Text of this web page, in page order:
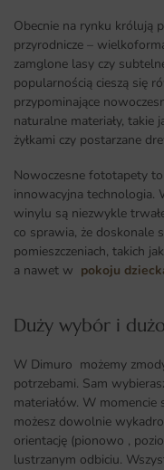
Obecnie na rynku królują
przyrodnicze –
zamglone lasy czy
popularnością cieszą się
przypominające
naturalne materiały, takie
żyłkami czy postarzane
Nowoczesne fototapety
innowacyjna technologia.
winylu są niezwykle
co sprawia, że doskonale
pomieszczeniach, takich
a nawet w pokoju
Duży wybór i
W Dimuro możemy
potrzebami. Sam
materiałów. W momencie
możesz dowolnie
orientację (pionowo ,
lustrzanym odbiciu.